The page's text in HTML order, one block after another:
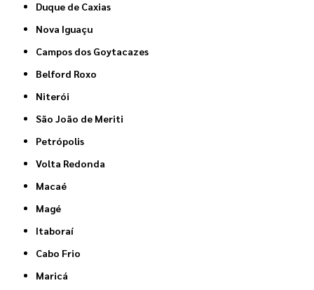
Duque de Caxias
Nova Iguaçu
Campos dos Goytacazes
Belford Roxo
Niterói
São João de Meriti
Petrópolis
Volta Redonda
Macaé
Magé
Itaboraí
Cabo Frio
Maricá